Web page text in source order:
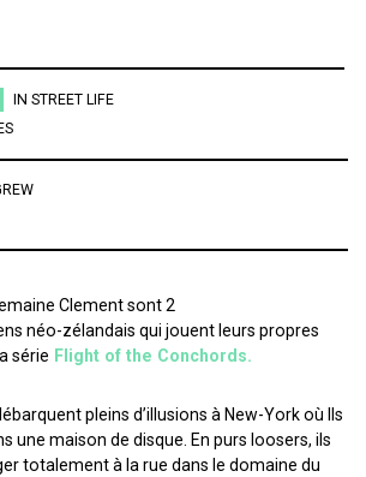
BRIT ROCK
HIP HOP HIP POP
L'HEURE DU BILAN
METAL
PUB ROCK RAP RATTRAPAGE
ROCK
IN STREET LIFE
Clement sont 2
néo-zélandais qui jouent leurs propres
série Flight of the Conchords.
pleins d’illusions à New-York où Ils
une maison de disque. En purs loosers, ils
totalement à la rue dans le domaine du